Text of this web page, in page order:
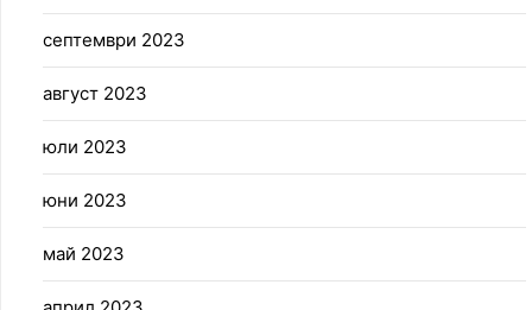
септември 2023
август 2023
юли 2023
юни 2023
май 2023